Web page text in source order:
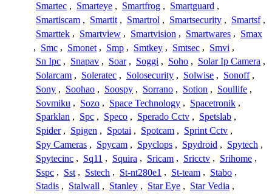
Smartec , Smarteye , Smartfrog , Smartguard ,
Smartiscam , Smartit , Smartrol , Smartsecurity , Smartsf ,
Smarttek , Smartview , Smartvision , Smartwares , Smax
, Smc , Smonet , Smp , Smtkey , Smtsec , Smvi ,
Sn Ipc , Snapav , Soar , Soggi , Soho , Solar Ip Camera ,
Solarcam , Soleratec , Solosecurity , Solwise , Sonoff ,
Sony , Soohao , Soospy , Sorrano , Sotion , Soullife ,
Sovmiku , Sozo , Space Technology , Spacetronik ,
Sparklan , Spc , Speco , Sperado Cctv , Spetslab ,
Spider , Spigen , Spotai , Spotcam , Sprint Cctv ,
Spy Cameras , Spycam , Spyclops , Spydroid , Spytech ,
Spytecinc , Sq11 , Squira , Sricam , Sricctv , Srihome ,
Sspc , Sst , Sstech , St-nt280e1 , St-team , Stabo ,
Stadis , Stalwall , Stanley , Star Eye , Star Vedia ,